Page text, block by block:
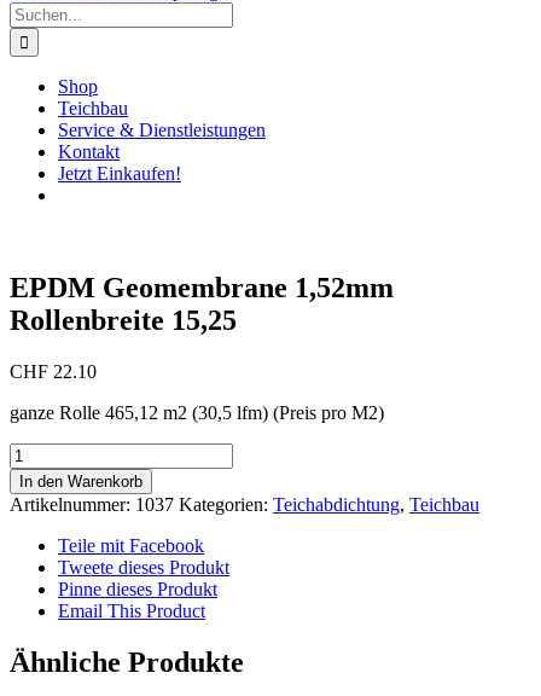
Suche
nach:
Shop
Teichbau
Service & Dienstleistungen
Kontakt
Jetzt Einkaufen!
EPDM Geomembrane 1,52mm
Rollenbreite 15,25
CHF 22.10
ganze Rolle 465,12 m2 (30,5 lfm) (Preis pro M2)
EPDM
Geomembrane
1,52mm
Rollenbreite
15,25
Menge
In den Warenkorb
Artikelnummer: 1037 Kategorien: Teichabdichtung, Teichbau
Teile mit Facebook
Tweete dieses Produkt
Pinne dieses Produkt
Email This Product
Ähnliche Produkte